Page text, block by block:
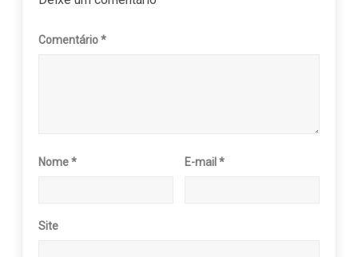
Comentário*
Nome* E-mail*
Site